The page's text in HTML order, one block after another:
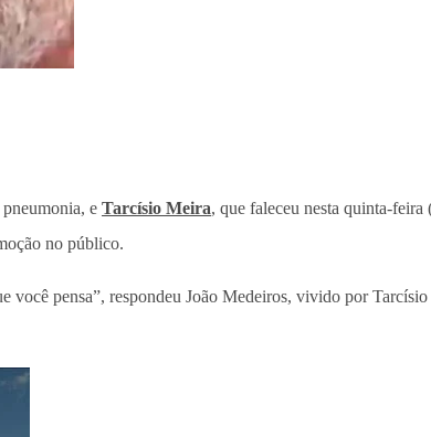
e Tarcísio Meira, que faleceu nesta quinta-
no público.
você pensa”, respondeu João Medeiros, vivido por